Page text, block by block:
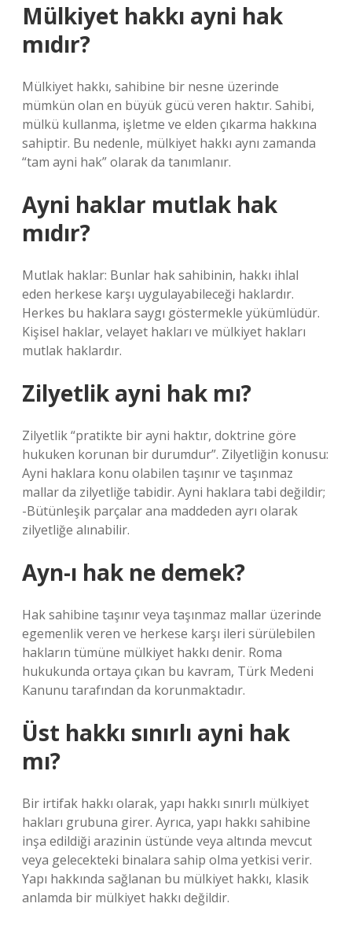
Mülkiyet hakkı ayni hak
mıdır?
Mülkiyet hakkı, sahibine bir nesne üzerinde
mümkün olan en büyük gücü veren haktır. Sahibi,
mülkü kullanma, işletme ve elden çıkarma hakkına
sahiptir. Bu nedenle, mülkiyet hakkı aynı zamanda
“tam ayni hak” olarak da tanımlanır.
Ayni haklar mutlak hak
mıdır?
Mutlak haklar: Bunlar hak sahibinin, hakkı ihlal
eden herkese karşı uygulayabileceği haklardır.
Herkes bu haklara saygı göstermekle yükümlüdür.
Kişisel haklar, velayet hakları ve mülkiyet hakları
mutlak haklardır.
Zilyetlik ayni hak mı?
Zilyetlik “pratikte bir ayni haktır, doktrine göre
hukuken korunan bir durumdur”. Zilyetliğin konusu:
Ayni haklara konu olabilen taşınır ve taşınmaz
mallar da zilyetliğe tabidir. Ayni haklara tabi değildir;
-Bütünleşik parçalar ana maddeden ayrı olarak
zilyetliğe alınabilir.
Ayn-ı hak ne demek?
Hak sahibine taşınır veya taşınmaz mallar üzerinde
egemenlik veren ve herkese karşı ileri sürülebilen
hakların tümüne mülkiyet hakkı denir. Roma
hukukunda ortaya çıkan bu kavram, Türk Medeni
Kanunu tarafından da korunmaktadır.
Üst hakkı sınırlı ayni hak
mı?
Bir irtifak hakkı olarak, yapı hakkı sınırlı mülkiyet
hakları grubuna girer. Ayrıca, yapı hakkı sahibine
inşa edildiği arazinin üstünde veya altında mevcut
veya gelecekteki binalara sahip olma yetkisi verir.
Yapı hakkında sağlanan bu mülkiyet hakkı, klasik
anlamda bir mülkiyet hakkı değildir.